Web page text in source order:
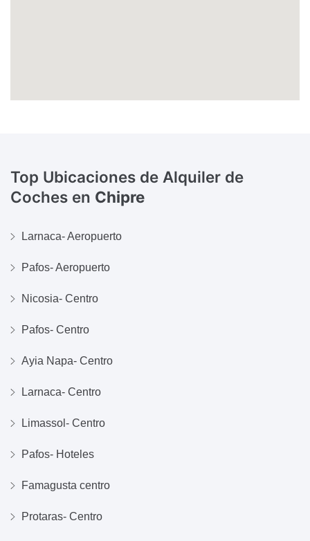
Top Ubicaciones de Alquiler de
Coches en Chipre
Larnaca- Aeropuerto
Pafos- Aeropuerto
Nicosia- Centro
Pafos- Centro
Ayia Napa- Centro
Larnaca- Centro
Limassol- Centro
Pafos- Hoteles
Famagusta centro
Protaras- Centro